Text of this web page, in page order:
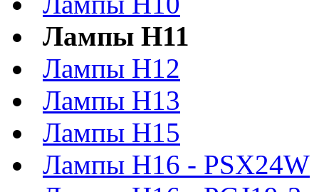
Лампы H11
Лампы H12
Лампы H13
Лампы H15
Лампы H16 - PSX24W